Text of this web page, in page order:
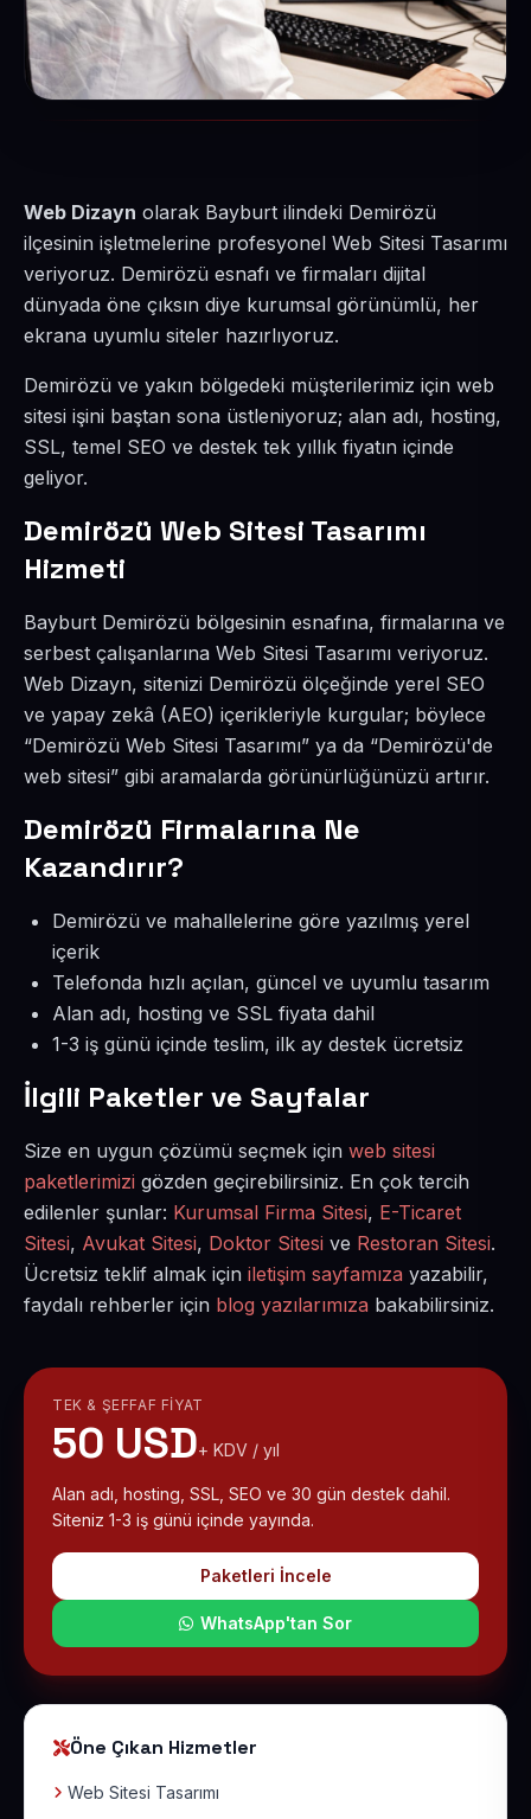
Web Dizayn olarak Bayburt ilindeki Demirözü
ilçesinin işletmelerine profesyonel Web Sitesi Tasarımı
veriyoruz. Demirözü esnafı ve firmaları dijital
dünyada öne çıksın diye kurumsal görünümlü, her
ekrana uyumlu siteler hazırlıyoruz.
Demirözü ve yakın bölgedeki müşterilerimiz için web
sitesi işini baştan sona üstleniyoruz; alan adı, hosting,
SSL, temel SEO ve destek tek yıllık fiyatın içinde
geliyor.
Demirözü Web Sitesi Tasarımı
Hizmeti
Bayburt Demirözü bölgesinin esnafına, firmalarına ve
serbest çalışanlarına Web Sitesi Tasarımı veriyoruz.
Web Dizayn, sitenizi Demirözü ölçeğinde yerel SEO
ve yapay zekâ (AEO) içerikleriyle kurgular; böylece
“Demirözü Web Sitesi Tasarımı” ya da “Demirözü'de
web sitesi” gibi aramalarda görünürlüğünüzü artırır.
Demirözü Firmalarına Ne
Kazandırır?
Demirözü ve mahallelerine göre yazılmış yerel
içerik
Telefonda hızlı açılan, güncel ve uyumlu tasarım
Alan adı, hosting ve SSL fiyata dahil
1-3 iş günü içinde teslim, ilk ay destek ücretsiz
İlgili Paketler ve Sayfalar
Size en uygun çözümü seçmek için web sitesi
paketlerimizi gözden geçirebilirsiniz. En çok tercih
edilenler şunlar: Kurumsal Firma Sitesi, E-Ticaret
Sitesi, Avukat Sitesi, Doktor Sitesi ve Restoran Sitesi.
Ücretsiz teklif almak için iletişim sayfamıza yazabilir,
faydalı rehberler için blog yazılarımıza bakabilirsiniz.
TEK & ŞEFFAF FIYAT
50 USD+ KDV / yıl
Alan adı, hosting, SSL, SEO ve 30 gün destek dahil.
Siteniz 1-3 iş günü içinde yayında.
Paketleri İncele
WhatsApp'tan Sor
Öne Çıkan Hizmetler
Web Sitesi Tasarımı